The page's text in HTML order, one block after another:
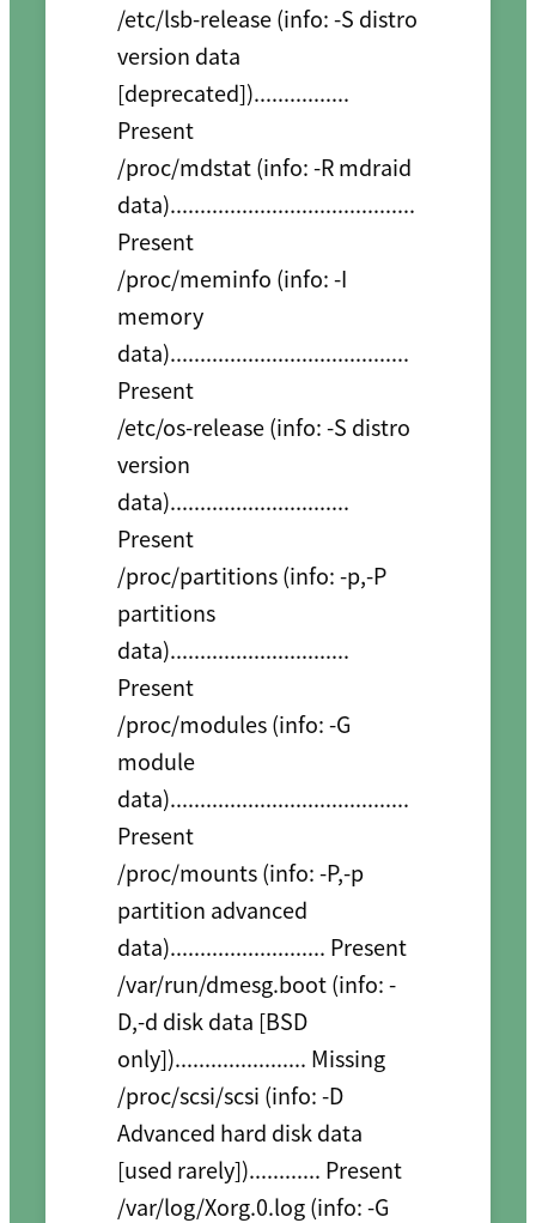
/etc/lsb-release (info: -S distro
version data
[deprecated])................
Present
/proc/mdstat (info: -R mdraid
data).........................................
Present
/proc/meminfo (info: -I
memory
data)........................................
Present
/etc/os-release (info: -S distro
version
data)..............................
Present
/proc/partitions (info: -p,-P
partitions
data)..............................
Present
/proc/modules (info: -G
module
data)........................................
Present
/proc/mounts (info: -P,-p
partition advanced
data).......................... Present
/var/run/dmesg.boot (info: -
D,-d disk data [BSD
only])...................... Missing
/proc/scsi/scsi (info: -D
Advanced hard disk data
[used rarely])............ Present
/var/log/Xorg.0.log (info: -G